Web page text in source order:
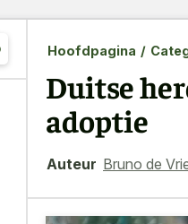
Hoofdpagina /
Duitse
adoptie
Auteur Bruno de